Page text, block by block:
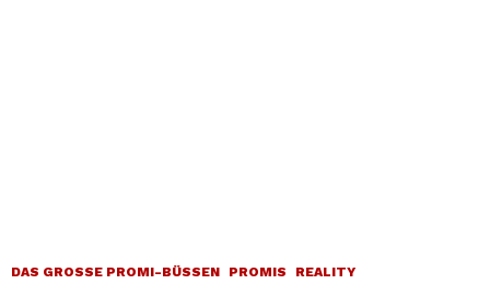
DAS GROSSE PROMI-BÜSSEN PROMIS REALITY